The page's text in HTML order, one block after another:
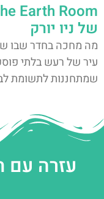
של ניו יורק
עיר של רעש בלתי
שמתחננות לתשומת
עזרה עם